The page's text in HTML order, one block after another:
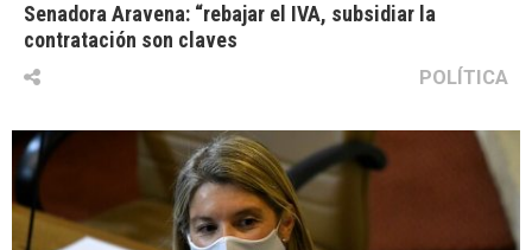
Senadora Aravena: “rebajar el IVA, subsidiar la
contratación son claves
POLÍTICA